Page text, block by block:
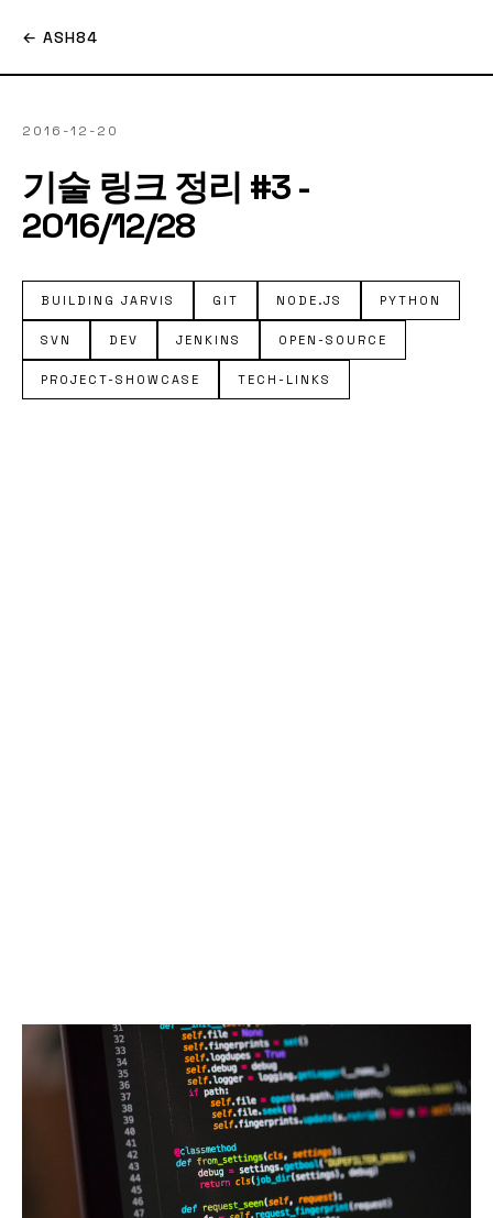
← ASH84
2016-12-20
기술 링크 정리 #3 -
2016/12/28
BUILDING JARVIS GIT NODE.JS PYTHON
SVN DEV JENKINS OPEN-SOURCE
PROJECT-SHOWCASE TECH-LINKS